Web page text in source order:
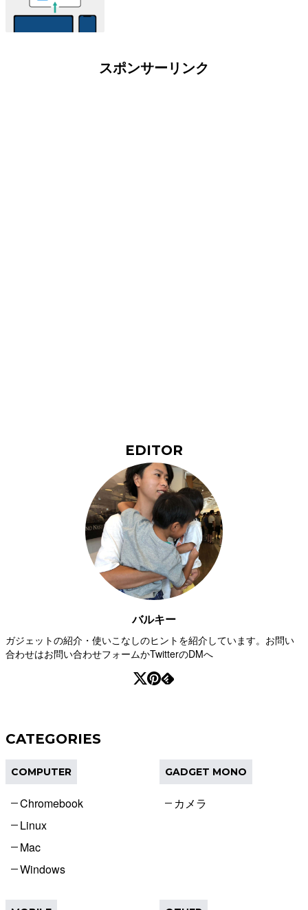
スポンサーリンク
EDITOR
バルキー
ガジェットの紹介・使いこなしのヒントを紹介しています。お問い
合わせはお問い合わせフォームかTwitterのDMへ
CATEGORIES
COMPUTER
Chromebook
Linux
Mac
Windows
GADGET MONO
カメラ